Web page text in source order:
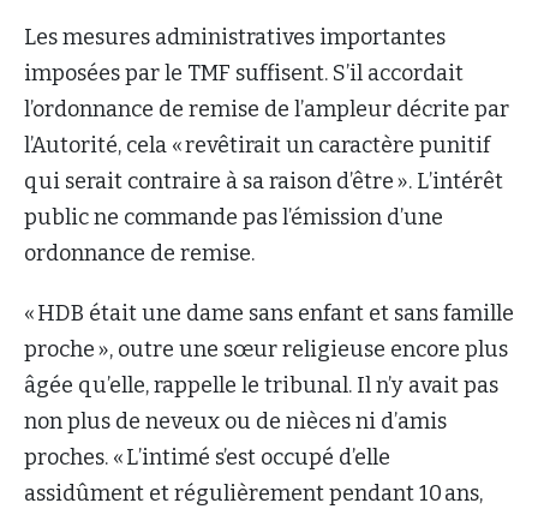
Les mesures administratives importantes
imposées par le TMF suffisent. S’il accordait
l’ordonnance de remise de l’ampleur décrite par
l’Autorité, cela « revêtirait un caractère punitif
qui serait contraire à sa raison d’être ». L’intérêt
public ne commande pas l’émission d’une
ordonnance de remise.
« HDB était une dame sans enfant et sans famille
proche », outre une sœur religieuse encore plus
âgée qu’elle, rappelle le tribunal. Il n’y avait pas
non plus de neveux ou de nièces ni d’amis
proches. « L’intimé s’est occupé d’elle
assidûment et régulièrement pendant 10 ans,